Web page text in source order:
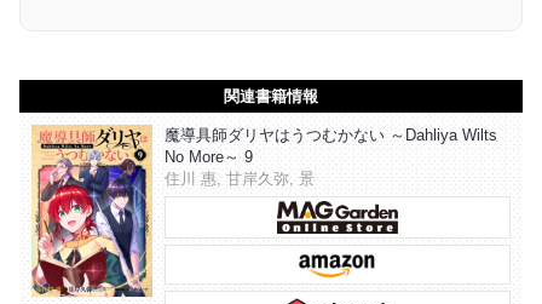
関連書籍情報
魔導具師ダリヤはうつむかない ～Dahliya Wilts
No More～ 9
住川 惠, 甘岸久弥, 景